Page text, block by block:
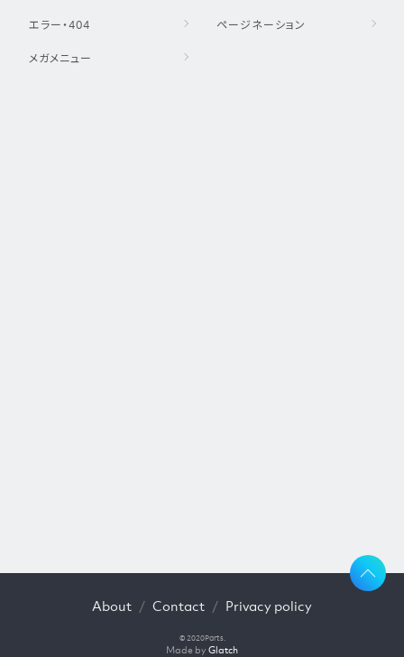
エラー・404
メガメニュー
ページネーション
About Contact Privacy policy
© 2020Parts.
Made byGlatch